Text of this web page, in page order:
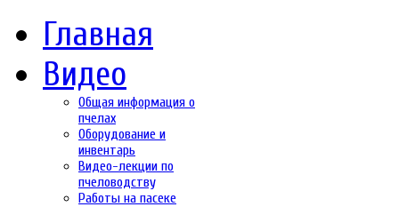
Главная
Видео
Общая информация о
пчелах
Оборудование и
инвентарь
Видео-лекции по
пчеловодству
Работы на пасеке